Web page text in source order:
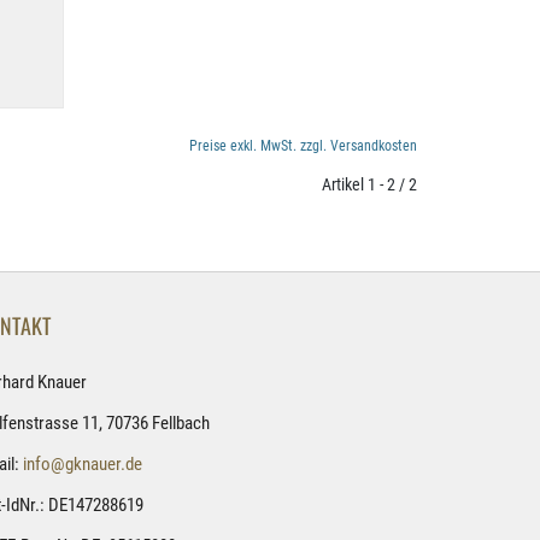
Preise exkl. MwSt. zzgl. Versandkosten
Artikel 1 - 2 / 2
Knauer
11, 70736 Fellbach
info@gknauer.de
IdNr.: DE147288619